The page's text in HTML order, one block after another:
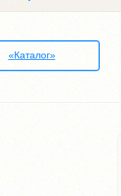
«Каталог»